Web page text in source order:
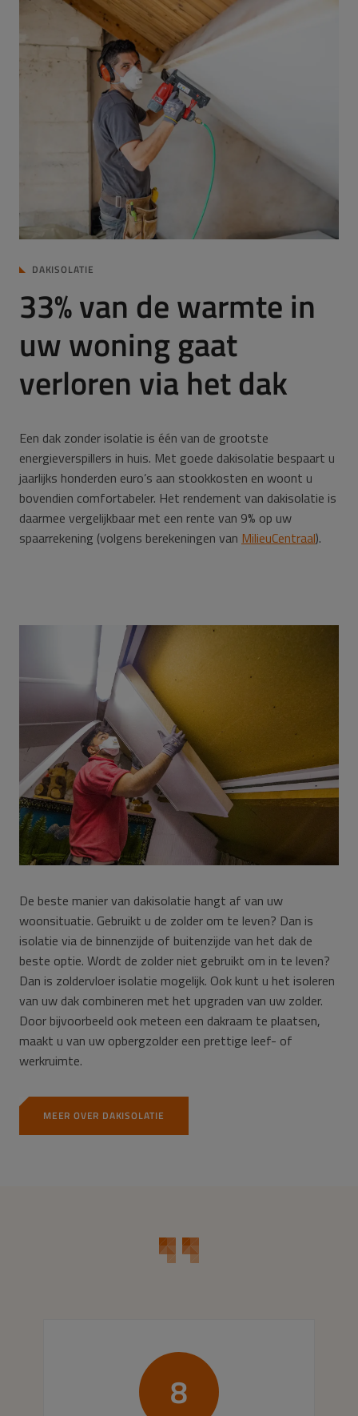
DAKISOLATIE
33% van de warmte in
uw woning gaat
verloren via het dak
Een dak zonder isolatie is één van de grootste
energieverspillers in huis. Met goede dakisolatie bespaart u
jaarlijks honderden euro’s aan stookkosten en woont u
bovendien comfortabeler. Het rendement van dakisolatie is
daarmee vergelijkbaar met een rente van 9% op uw
spaarrekening (volgens berekeningen van MilieuCentraal).
De beste manier van dakisolatie hangt af van uw
woonsituatie. Gebruikt u de zolder om te leven? Dan is
isolatie via de binnenzijde of buitenzijde van het dak de
beste optie. Wordt de zolder niet gebruikt om in te leven?
Dan is zoldervloer isolatie mogelijk. Ook kunt u het isoleren
van uw dak combineren met het upgraden van uw zolder.
Door bijvoorbeeld ook meteen een dakraam te plaatsen,
maakt u van uw opbergzolder een prettige leef- of
werkruimte.
MEER OVER DAKISOLATIE
8